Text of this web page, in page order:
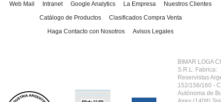
Web Mail Intranet Google Analytics La Empresa
Nuestros Clientes
Catálogo de Productos
Clasificados Compra Venta
Haga Contacto con Nosotros
Avisos Legales
BIMAR LOGA
S.R.L. Fabrica:
Reservistas
152/156/160 -
Autónoma de